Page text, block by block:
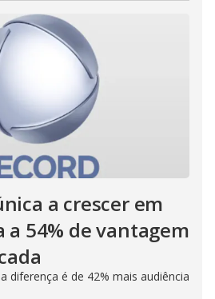
a crescer em
a 54% de vantagem
diferença é de 42% mais audiência